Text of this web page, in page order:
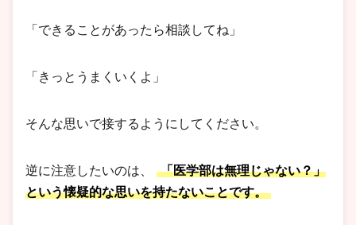
「できることがあったら相談してね」
「きっとうまくいくよ」
そんな思いで接するようにしてください。
逆に注意したいのは、
「医学部は無理じゃない？」
という懐疑的な思いを持たないことです。